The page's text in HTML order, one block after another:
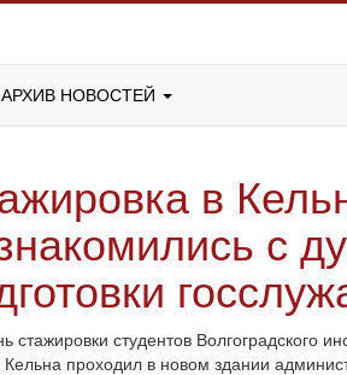
АРХИВ НОВОСТЕЙ
в
с
стажировки студентов Волгоградского
Кельна проходил в новом здании